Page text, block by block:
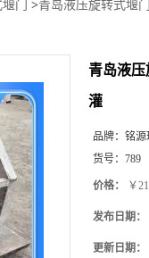
门 >青岛液压旋转式堰
青岛液
灌
品牌： 铭源
货号： 789
价格： ￥
发布日期：
更新日期：